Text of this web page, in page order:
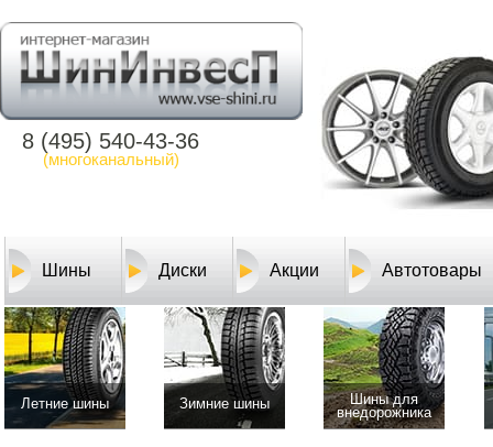
8 (495) 540-43-36
(многоканальный)
Шины Диски Акции Автотовары
Летние шины Зимние шины
Шины для
внедорожника